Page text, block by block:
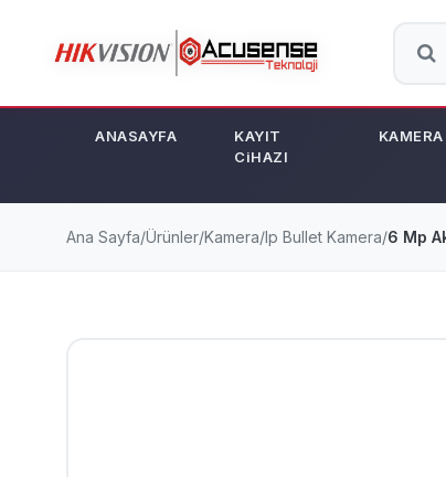
ANASAYFA
KAYIT
CiHAZI
KAMERA
Ana Sayfa/Ürünler/Kamera/Ip Bullet Kamera/6 Mp